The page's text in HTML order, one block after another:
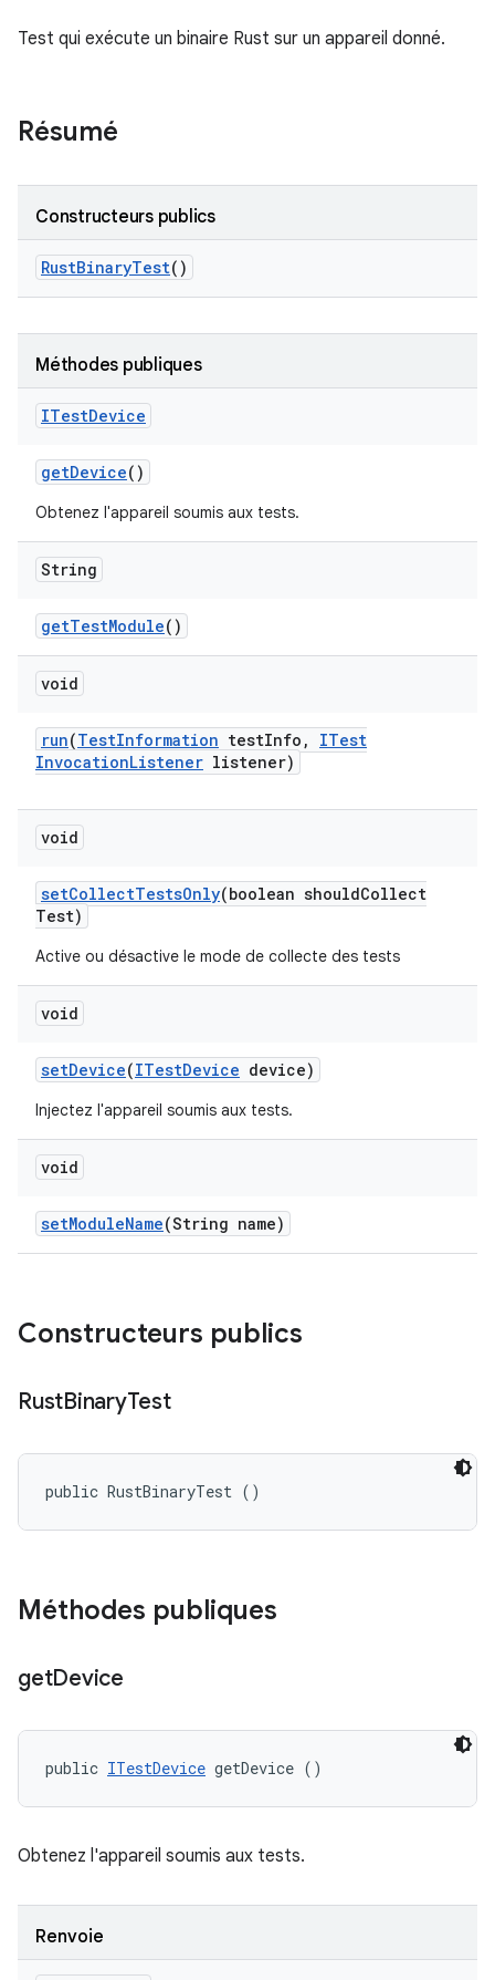
Test qui exécute un binaire Rust sur un appareil donné.
Résumé
Constructeurs publics
RustBinaryTest()
Méthodes publiques
ITestDevice
getDevice()
Obtenez l'appareil soumis aux tests.
String
getTestModule()
void
run(TestInformation testInfo ,
ITest
InvocationListener listener)
void
setCollectTestsOnly(boolean shouldCollect
Test)
Active ou désactive le mode de collecte des tests
void
setDevice(ITestDevice device)
Injectez l'appareil soumis aux tests.
void
setModuleName(String name)
Constructeurs publics
RustBinaryTest
public RustBinaryTest ()
Méthodes publiques
getDevice
public ITestDevice getDevice ()
Obtenez l'appareil soumis aux tests.
Renvoie